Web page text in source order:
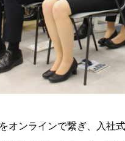
オンラインで繋ぎ、入社